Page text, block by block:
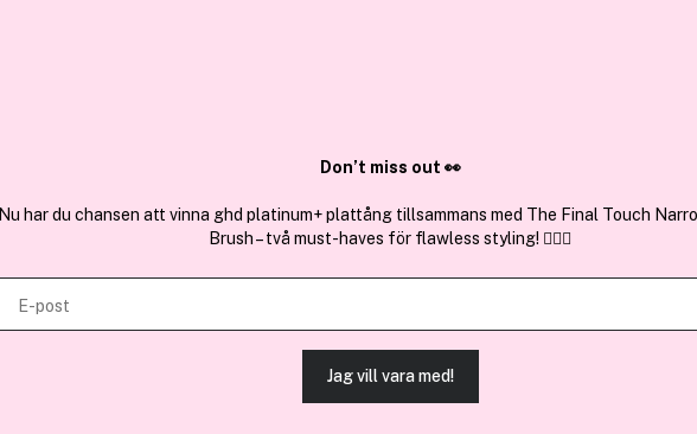
✓ Över 1,5 miljon
Surf Tonic 355ml
Bara 2 på lager
Don’t miss out 👀
Nu har du chansen att vinna ghd platinum+ plattång tillsammans med The Final Touch
Brush – två must-haves för flawless styling! 💇‍♀️✨
E-post
Jag vill vara med!